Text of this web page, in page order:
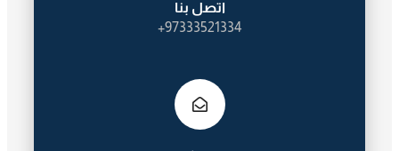
اتصل بنا
97333521334+